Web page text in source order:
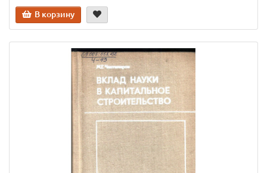
В корзину